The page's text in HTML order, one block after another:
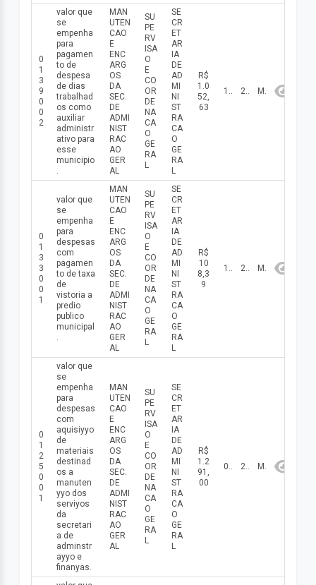
0
1
3
9
0
0
2
valor que
se
empenha
para
pagamen
to de
despesa
de dias
trabalhad
os como
auxiliar
administr
ativo para
esse
municipio
.
MAN
UTEN
CAO
E
ENC
ARG
OS
DA
SEC.
DE
ADMI
NIST
RAC
AO
GER
AL
SU
PE
RV
ISA
O
E
CO
OR
DE
NA
CA
O
GE
RA
L
SE
CR
ET
AR
IA
DE
AD
MI
NI
ST
RA
CA
O
GE
RA
L
R$
1.0
52,
63
19/05/2026 2026 Maio
0
1
3
3
0
0
1
valor que
se
empenha
para
despesas
com
pagamen
to de taxa
de
vistoria a
predio
publico
municipal
.
MAN
UTEN
CAO
E
ENC
ARG
OS
DA
SEC.
DE
ADMI
NIST
RAC
AO
GER
AL
SU
PE
RV
ISA
O
E
CO
OR
DE
NA
CA
O
GE
RA
L
SE
CR
ET
AR
IA
DE
AD
MI
NI
ST
RA
CA
O
GE
RA
L
R$
10
8,3
9
13/05/2026 2026 Maio
0
1
2
5
0
0
1
valor que
se
empenha
para
despesas
com
aquisiууo
de
materiais
destinad
os a
manuten
ууo dos
serviуos
da
secretari
a de
adminstr
aууo e
finanуas.
MAN
UTEN
CAO
E
ENC
ARG
OS
DA
SEC.
DE
ADMI
NIST
RAC
AO
GER
AL
SU
PE
RV
ISA
O
E
CO
OR
DE
NA
CA
O
GE
RA
L
SE
CR
ET
AR
IA
DE
AD
MI
NI
ST
RA
CA
O
GE
RA
L
R$
1.2
91,
00
05/05/2026 2026 Maio